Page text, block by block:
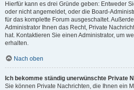
Hierfür kann es drei Gründe geben: Entweder
oder nicht angemeldet, oder die Board-
für das komplette Forum ausgeschaltet.
Administrator Ihnen das Recht, Private
hat. Kontaktieren Sie einen Administrator, um
erhalten.
Nach oben
Ich bekomme ständig unerwünschte Private
Sie können Private Nachrichten, die Ihnen ein